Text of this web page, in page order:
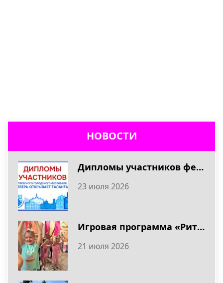
НОВОСТИ
Дипломы участников фестиваля «ТВЕРЬ ОТКРЫВАЕТ ТАЛАНТЫ – 2026»
23 июля 2026
Игровая программа «Ритмы лета»
21 июля 2026